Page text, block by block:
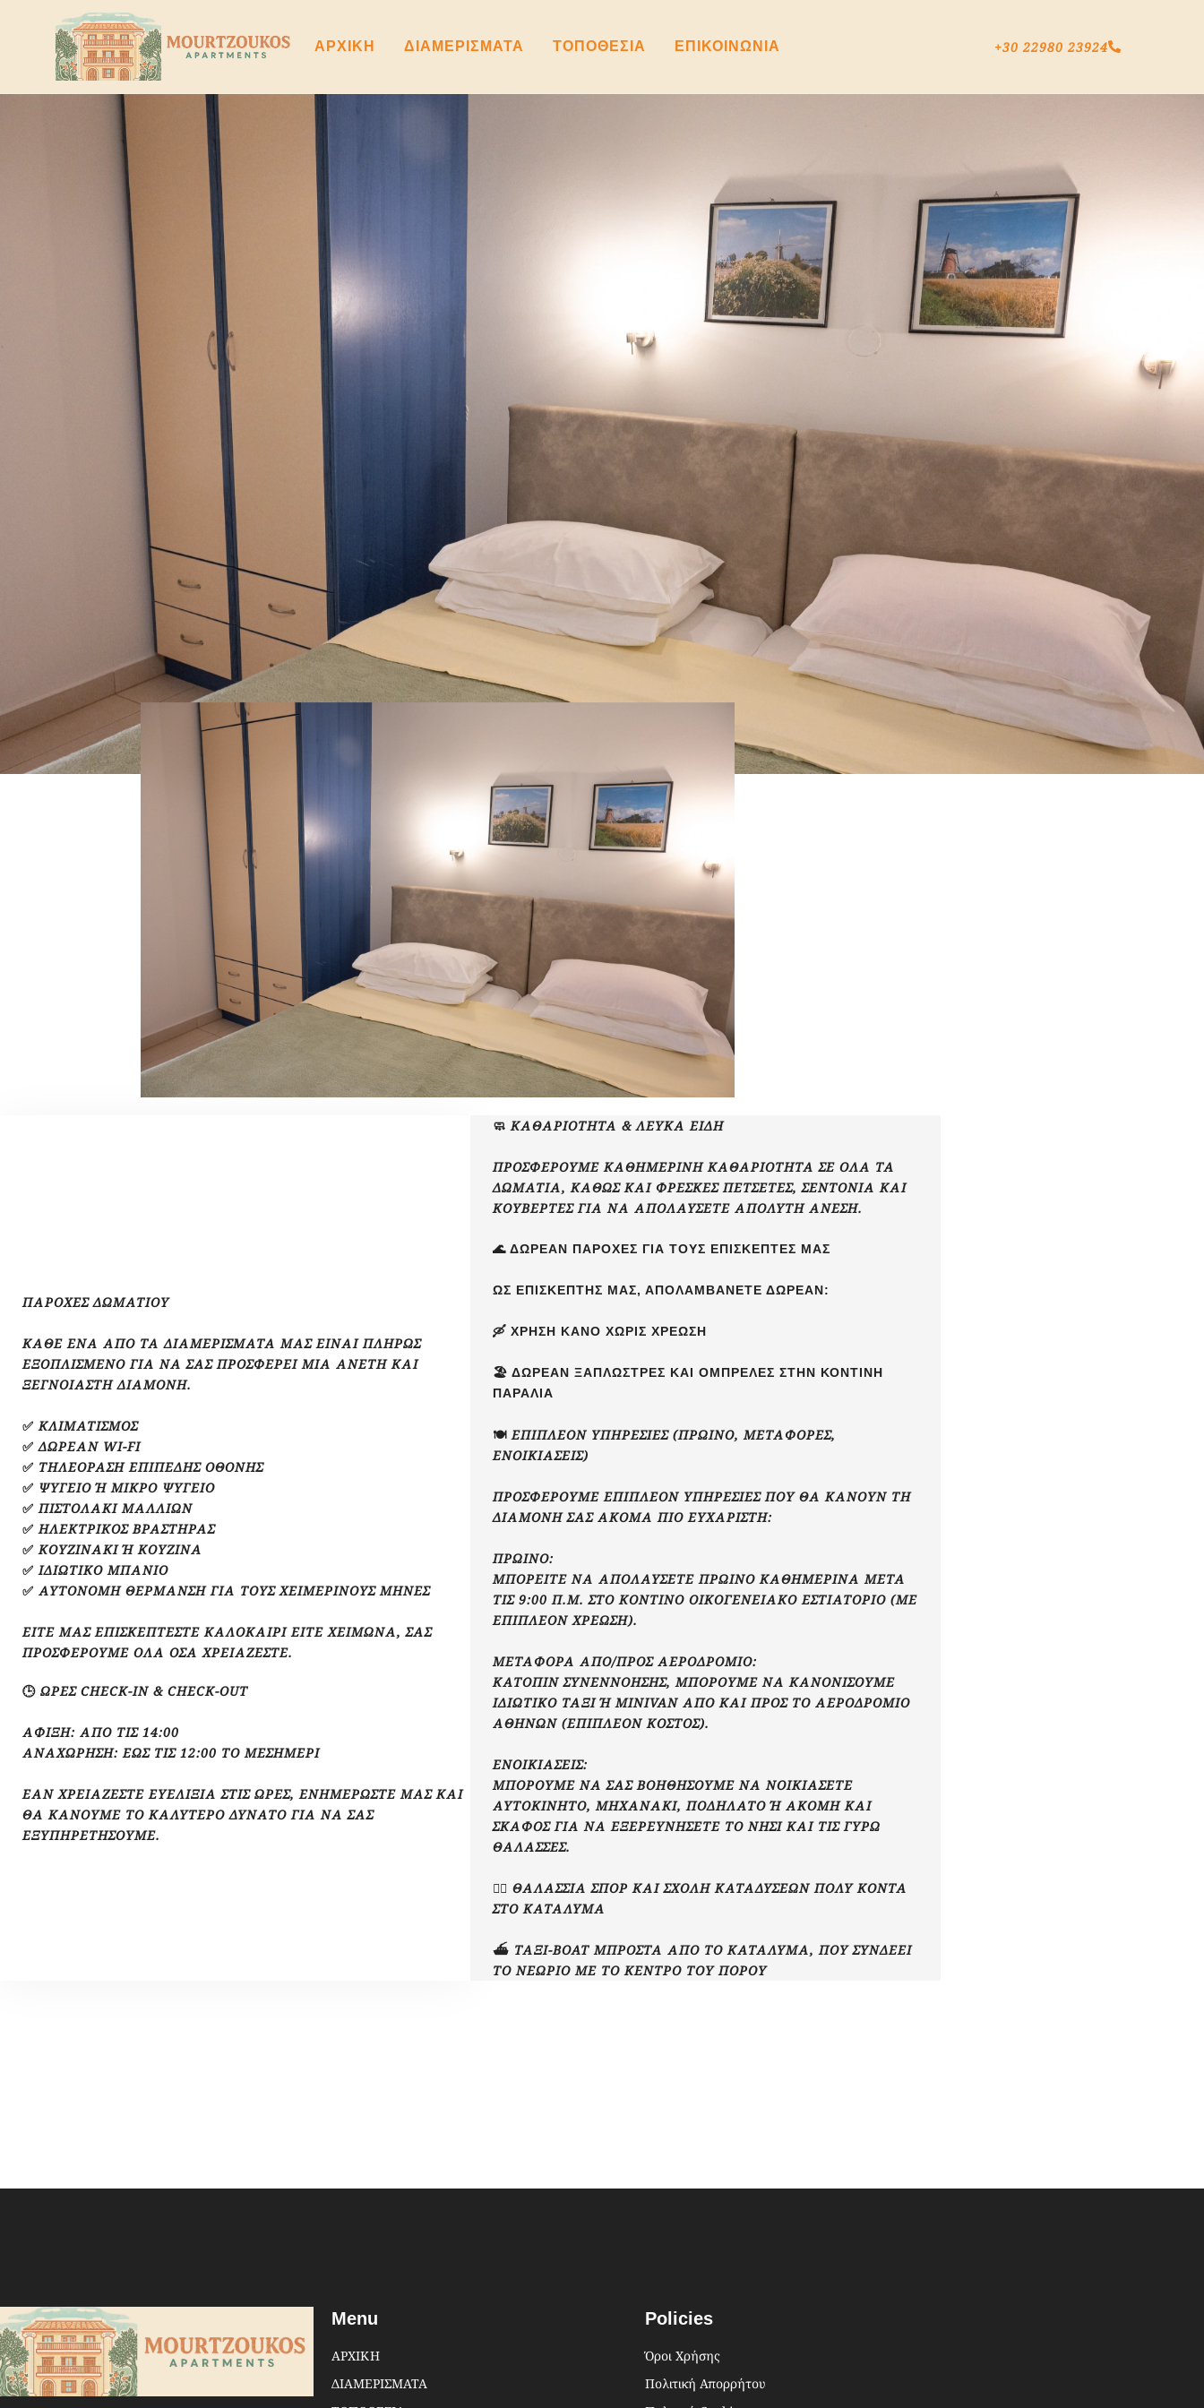
ΑΡΧΙΚΗ ΔΙΑΜΕΡΙΣΜΑΤΑ ΤΟΠΟΘΕΣΙΑ ΕΠΙΚΟΙΝΩΝΙΑ +30 22980 23924
ΠΑΡΟΧΈΣ ΔΩΜΑΤΊΟΥ
ΚΆΘΕ ΈΝΑ ΑΠΌ ΤΑ ΔΙΑΜΕΡΊΣΜΑΤΆ ΜΑΣ ΕΊΝΑΙ ΠΛΉΡΩΣ
ΕΞΟΠΛΙΣΜΈΝΟ ΓΙΑ ΝΑ ΣΑΣ ΠΡΟΣΦΈΡΕΙ ΜΙΑ ΆΝΕΤΗ ΚΑΙ
ΞΈΓΝΟΙΑΣΤΗ ΔΙΑΜΟΝΉ.
✅ ΚΛΙΜΑΤΙΣΜΌΣ
✅ ΔΩΡΕΆΝ WI-FI
✅ ΤΗΛΕΌΡΑΣΗ ΕΠΊΠΕΔΗΣ ΟΘΌΝΗΣ
✅ ΨΥΓΕΊΟ Ή ΜΙΚΡΌ ΨΥΓΕΊΟ
✅ ΠΙΣΤΟΛΆΚΙ ΜΑΛΛΙΏΝ
✅ ΗΛΕΚΤΡΙΚΌΣ ΒΡΑΣΤΉΡΑΣ
✅ ΚΟΥΖΙΝΆΚΙ Ή ΚΟΥΖΊΝΑ
✅ ΙΔΙΩΤΙΚΌ ΜΠΆΝΙΟ
✅ ΑΥΤΌΝΟΜΗ ΘΈΡΜΑΝΣΗ ΓΙΑ ΤΟΥΣ ΧΕΙΜΕΡΙΝΟΎΣ ΜΉΝΕΣ
ΕΊΤΕ ΜΑΣ ΕΠΙΣΚΈΠΤΕΣΤΕ ΚΑΛΟΚΑΊΡΙ ΕΊΤΕ ΧΕΙΜΏΝΑ, ΣΑΣ
ΠΡΟΣΦΈΡΟΥΜΕ ΌΛΑ ΌΣΑ ΧΡΕΙΆΖΕΣΤΕ.
🕒 ΏΡΕΣ CHECK-IN & CHECK-OUT
ΆΦΙΞΗ: ΑΠΌ ΤΙΣ 14:00
ΑΝΑΧΏΡΗΣΗ: ΈΩΣ ΤΙΣ 12:00 ΤΟ ΜΕΣΗΜΈΡΙ
ΕΆΝ ΧΡΕΙΆΖΕΣΤΕ ΕΥΕΛΙΞΊΑ ΣΤΙΣ ΏΡΕΣ, ΕΝΗΜΕΡΏΣΤΕ ΜΑΣ ΚΑΙ
ΘΑ ΚΆΝΟΥΜΕ ΤΟ ΚΑΛΎΤΕΡΟ ΔΥΝΑΤΌ ΓΙΑ ΝΑ ΣΑΣ
ΕΞΥΠΗΡΕΤΉΣΟΥΜΕ.
🧼 ΚΑΘΑΡΙΌΤΗΤΑ & ΛΕΥΚΆ ΕΊΔΗ
ΠΡΟΣΦΈΡΟΥΜΕ ΚΑΘΗΜΕΡΙΝΉ ΚΑΘΑΡΙΌΤΗΤΑ ΣΕ ΌΛΑ ΤΑ
ΔΩΜΆΤΙΑ, ΚΑΘΏΣ ΚΑΙ ΦΡΈΣΚΕΣ ΠΕΤΣΈΤΕΣ, ΣΕΝΤΌΝΙΑ ΚΑΙ
ΚΟΥΒΈΡΤΕΣ ΓΙΑ ΝΑ ΑΠΟΛΑΎΣΕΤΕ ΑΠΌΛΥΤΗ ΆΝΕΣΗ.
🌊 ΔΩΡΕΆΝ ΠΑΡΟΧΈΣ ΓΙΑ ΤΟΥΣ ΕΠΙΣΚΈΠΤΕΣ ΜΑΣ
ΩΣ ΕΠΙΣΚΈΠΤΗΣ ΜΑΣ, ΑΠΟΛΑΜΒΆΝΕΤΕ ΔΩΡΕΆΝ:
🛶 ΧΡΉΣΗ ΚΑΝΌ ΧΩΡΊΣ ΧΡΈΩΣΗ
🏖️ ΔΩΡΕΆΝ ΞΑΠΛΏΣΤΡΕΣ ΚΑΙ ΟΜΠΡΈΛΕΣ ΣΤΗΝ ΚΟΝΤΙΝΉ
ΠΑΡΑΛΊΑ
🍽️ ΕΠΙΠΛΈΟΝ ΥΠΗΡΕΣΊΕΣ (ΠΡΩΙΝΌ, ΜΕΤΑΦΟΡΈΣ,
ΕΝΟΙΚΙΆΣΕΙΣ)
ΠΡΟΣΦΈΡΟΥΜΕ ΕΠΙΠΛΈΟΝ ΥΠΗΡΕΣΊΕΣ ΠΟΥ ΘΑ ΚΆΝΟΥΝ ΤΗ
ΔΙΑΜΟΝΉ ΣΑΣ ΑΚΌΜΑ ΠΙΟ ΕΥΧΆΡΙΣΤΗ:
ΠΡΩΙΝΌ:
ΜΠΟΡΕΊΤΕ ΝΑ ΑΠΟΛΑΎΣΕΤΕ ΠΡΩΙΝΌ ΚΑΘΗΜΕΡΙΝΆ ΜΕΤΆ
ΤΙΣ 9:00 Π.Μ. ΣΤΟ ΚΟΝΤΙΝΌ ΟΙΚΟΓΕΝΕΙΑΚΌ ΕΣΤΙΑΤΌΡΙΟ (ΜΕ
ΕΠΙΠΛΈΟΝ ΧΡΈΩΣΗ).
ΜΕΤΑΦΟΡΆ ΑΠΌ/ΠΡΟΣ ΑΕΡΟΔΡΌΜΙΟ:
ΚΑΤΌΠΙΝ ΣΥΝΕΝΝΌΗΣΗΣ, ΜΠΟΡΟΎΜΕ ΝΑ ΚΑΝΟΝΊΣΟΥΜΕ
ΙΔΙΩΤΙΚΌ ΤΑΞΊ Ή MINIVAN ΑΠΌ ΚΑΙ ΠΡΟΣ ΤΟ ΑΕΡΟΔΡΌΜΙΟ Α
ΘΗΝΏΝ (ΕΠΙΠΛΈΟΝ ΚΌΣΤΟΣ).
ΕΝΟΙΚΙΆΣΕΙΣ:
ΜΠΟΡΟΎΜΕ ΝΑ ΣΑΣ ΒΟΗΘΉΣΟΥΜΕ ΝΑ ΝΟΙΚΙΆΣΕΤΕ
ΑΥΤΟΚΊΝΗΤΟ, ΜΗΧΑΝΆΚΙ, ΠΟΔΉΛΑΤΟ Ή ΑΚΌΜΗ ΚΑΙ Σ
ΚΆΦΟΣ ΓΙΑ ΝΑ ΕΞΕΡΕΥΝΉΣΕΤΕ ΤΟ ΝΗΣΊ ΚΑΙ ΤΙΣ ΓΎΡΩ Θ
ΆΛΑΣΣΕΣ.
🏄‍♂️ ΘΑΛΆΣΣΙΑ ΣΠΟΡ ΚΑΙ ΣΧΟΛΉ ΚΑΤΑΔΎΣΕΩΝ ΠΟΛΎ ΚΟΝΤΆ
ΣΤΟ ΚΑΤΆΛΥΜΑ
⛴️ ΤΑΞΊ-BOAT ΜΠΡΟΣΤΆ ΑΠΌ ΤΟ ΚΑΤΆΛΥΜΑ, ΠΟΥ ΣΥΝΔΈΕΙ
ΤΟ ΝΕΏΡΙΟ ΜΕ ΤΟ ΚΈΝΤΡΟ ΤΟΥ ΠΌΡΟΥ
Menu
ΑΡΧΙΚΗ
ΔΙΑΜΕΡΙΣΜΑΤΑ
Policies
Όροι Χρήσης
Πολιτική Απορρήτου